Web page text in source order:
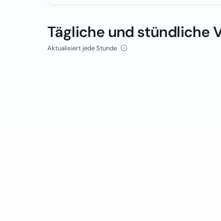
Tägliche und stündliche
Aktualisiert jede Stunde